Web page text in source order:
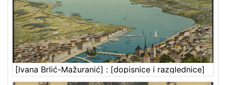
[Ivana Brlić-Mažuranić] : [dopisnice i razglednice]